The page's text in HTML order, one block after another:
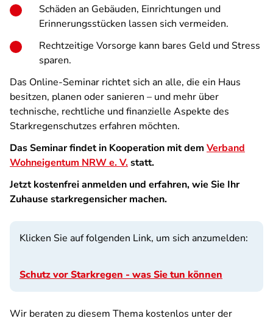
Schäden an Gebäuden, Einrichtungen und
Erinnerungsstücken lassen sich vermeiden.
Rechtzeitige Vorsorge kann bares Geld und Stress
sparen.
Das Online-Seminar richtet sich an alle, die ein Haus
besitzen, planen oder sanieren – und mehr über
technische, rechtliche und finanzielle Aspekte des
Starkregenschutzes erfahren möchten.
Das Seminar findet in Kooperation mit dem Verband
Wohneigentum NRW e. V.statt.
Jetzt kostenfrei anmelden und erfahren, wie Sie Ihr
Zuhause starkregensicher machen.
Klicken Sie auf folgenden Link, um sich anzumelden:
Schutz vor Starkregen - was Sie tun können
Wir beraten zu diesem Thema kostenlos unter der